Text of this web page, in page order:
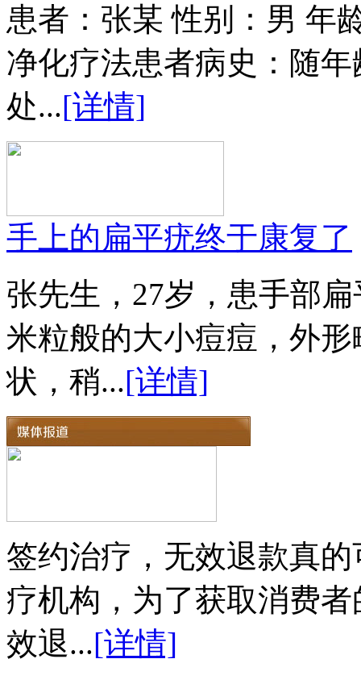
患者：张某 性别：男 年
净化疗法患者病史：随
处...[详情]
手上的扁平疣终于康复了
张先生，27岁，患手部
米粒般的大小痘痘，外
状，稍...[详情]
签约治疗，无效退款真
疗机构，为了获取消费
效退...[详情]